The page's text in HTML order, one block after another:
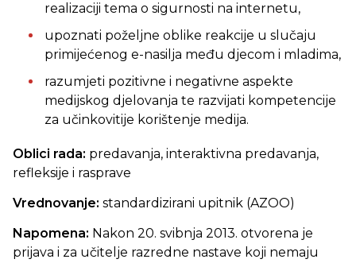
realizaciji tema o sigurnosti na internetu,
upoznati poželjne oblike reakcije u slučaju
primijećenog e-nasilja među djecom i mladima,
razumjeti pozitivne i negativne aspekte
medijskog djelovanja te razvijati kompetencije
za učinkovitije korištenje medija.
Oblici rada: predavanja, interaktivna predavanja,
refleksije i rasprave
Vrednovanje: standardizirani upitnik (AZOO)
Napomena: Nakon 20. svibnja 2013. otvorena je
prijava i za učitelje razredne nastave koji nemaju